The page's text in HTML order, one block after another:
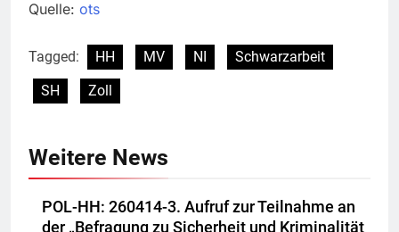
Quelle: ots
Tagged: HH MV NI
Schwarzarbeit
SH
Zoll
Weitere News
POL-HH: 260414-3. Aufruf zur Teilnahme an
der „Befragung zu Sicherheit und Kriminalität